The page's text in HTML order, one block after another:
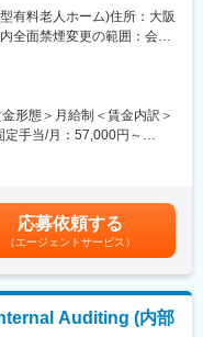
しており、検査データの信
しの良い職場環境です。
で製品知識や商談の流
一件の契約が継続的な売上
のではなく、成果を積み上
り立ちまで安心して業務習
老人ホームで、サービス提
年には12施設に増設
施設長や各施設のサービス
有料老人ホーム)住所：大阪
全面禁煙変更の範囲：会社
形態＞月給制＜賃金内訳＞
手当/月：57,000円～
、上記記載の金額の範囲内
よる賃金はあくまでも目安
可能性があります。月給(月
応募依頼する
（エージェントサービス）
Auditing (内部